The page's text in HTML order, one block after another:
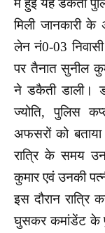
में हुई यह डकैती
मिली जानकारी के
लेन नं0-03
पर तैनात सुनील
ने डकैती डाली।
ज्योति, पुलिस
अफसरों को
रात्रि के समय
कुमार एवं उनकी
इस दौरान रात्रि
घुसकर कमांडेंट के